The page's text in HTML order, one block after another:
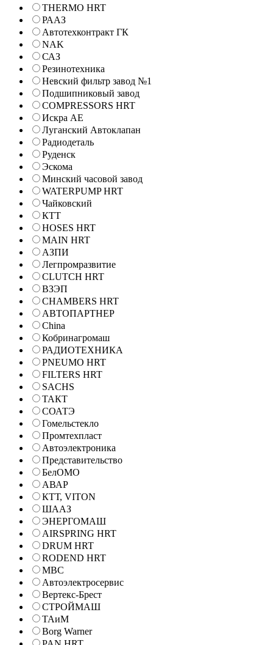
THERMO HRT
РААЗ
Автотехконтракт ГК
NAK
САЗ
Резинотехника
Невский фильтр завод №1
Подшипниковый завод
COMPRESSORS HRT
Искра АЕ
Луганский Автоклапан
Радиодеталь
Руденск
Эскома
Минский часовой завод
WATERPUMP HRT
Чайковский
КТТ
HOSES HRT
MAIN HRT
АЗПИ
Легпромразвитие
CLUTCH HRT
ВЗЭП
CHAMBERS HRT
АВТОПАРТНЕР
China
Кобринагромаш
РАДИОТЕХНИКА
PNEUMO HRT
FILTERS HRT
SACHS
ТАКТ
СОАТЭ
Гомельстекло
Промтехпласт
Автоэлектроника
Представительство
БелОМО
АВАР
КТТ, VITON
ШААЗ
ЭНЕРГОМАШ
AIRSPRING HRT
DRUM HRT
RODEND HRT
МВС
Автоэлектросервис
Вертекс-Брест
СТРОЙМАШ
ТАиМ
Borg Warner